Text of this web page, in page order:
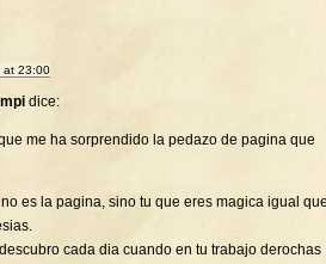
at 23:00
dice:
me ha sorprendido la pedazo de pagina que
es la pagina, sino tu que eres magica igual
cada dia cuando en tu trabajo derochas